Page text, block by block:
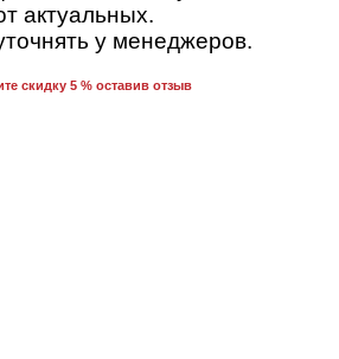
актуальных.
у менеджеров.
скидку 5 % оставив отзыв